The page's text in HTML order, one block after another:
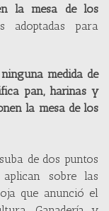
la mesa de los
para
medida de
pan, harinas y
la mesa de los
de dos puntos
sobre las
que anunció el